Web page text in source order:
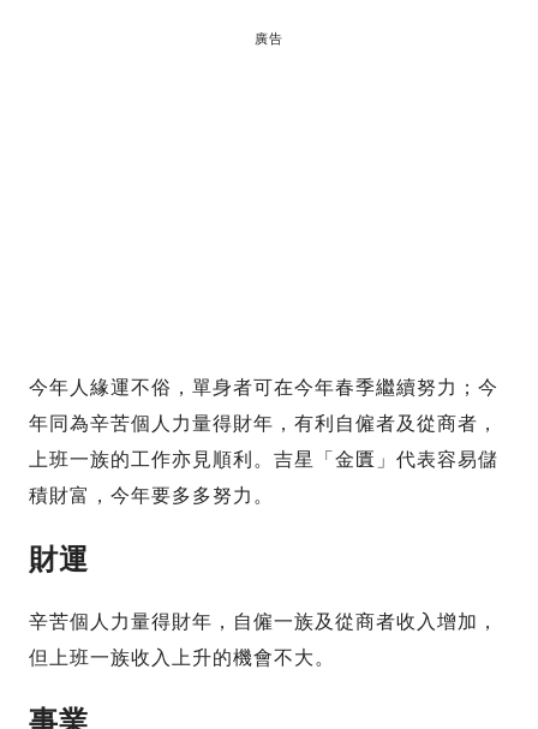
廣告
今年人緣運不俗，單身者可在今年春季繼續努力；今
年同為辛苦個人力量得財年，有利自僱者及從商者，
上班一族的工作亦見順利。吉星「金匱」代表容易儲
積財富，今年要多多努力。
財運
辛苦個人力量得財年，自僱一族及從商者收入增加，
但上班一族收入上升的機會不大。
事業